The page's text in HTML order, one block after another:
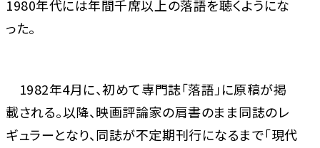
1980年代には年間千席以上の落語を聴くようにな
った。
1982年4月に、初めて専門誌「落語」に原稿が掲
載される。以降、映画評論家の肩書のまま同誌のレ
ギュラーとなり、同誌が不定期刊行になるまで「現代